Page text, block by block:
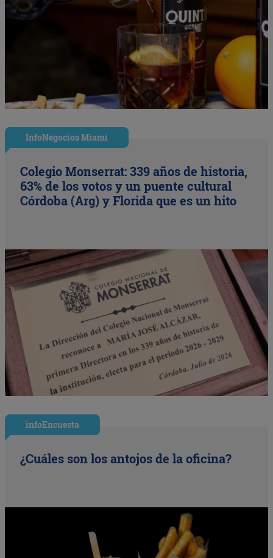
InfoNegocios Miami
Colegio Monserrat: 339 años de historia,
63% de los votos y un puente cultural
Córdoba (Arg) y Florida que es un hito
infoEncuesta
¿Cuáles son los antojos de la oficina?